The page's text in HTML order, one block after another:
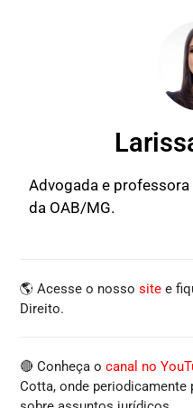
Advogada e professora
da OAB/MG.
🌎 Acesse o nossosite e
Direito.
🔴 Conheça ocanal no
Cotta, onde